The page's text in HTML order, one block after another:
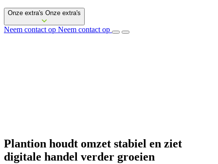
Onze extra's Onze extra's
Neem contact op Neem contact op
Plantion houdt omzet stabiel en ziet
digitale handel verder groeien